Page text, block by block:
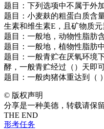
题目：下列选项中不属于外
题目：小麦麸的粗蛋白质含
生素和维生素E，且矿物质元
题目：一般地，动物性脂肪含
题目：一般地，植物性脂肪
题目：一般青贮在厌氧环境
酵，一般青贮经过（）天即
题目：一般肉猪体重达到（
© 版权声明
分享是一种美德，转载请保
THE END
形考任务